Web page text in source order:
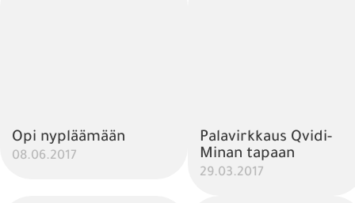
Opi nypläämään
08.06.2017
Palavirkkaus Qvidi-
Minan tapaan
29.03.2017